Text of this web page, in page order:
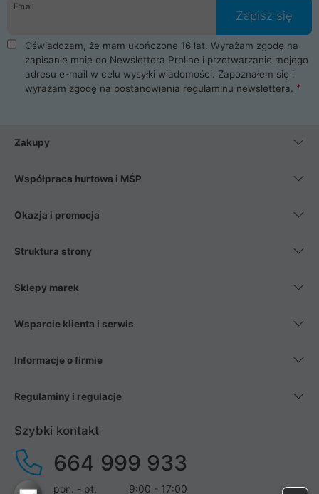
Email
Zapisz się
Oświadczam, że mam ukończone 16 lat. Wyrażam zgodę na
zapisanie mnie do Newslettera Proline i przetwarzanie mojego
adresu e-mail w celu wysyłki wiadomości. Zapoznałem się i
wyrażam zgodę na postanowienia regulaminu newslettera.
Zakupy
Współpraca hurtowa i MŚP
Okazja i promocja
Struktura strony
Sklepy marek
Wsparcie klienta i serwis
Informacje o firmie
Regulaminy i regulacje
Szybki kontakt
664 999 933
pon. - pt. 9:00 - 17:00